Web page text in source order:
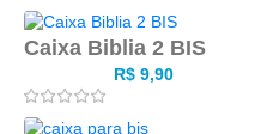
Caixa Biblia 2 BIS
R$9,90